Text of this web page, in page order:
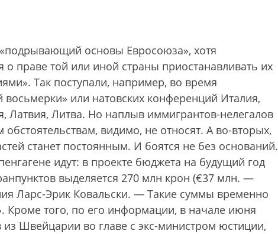
основы Евросоюза», хотя
праве той или иной страны приостанавливать их
Так поступали, например, во время
или натовских конференций Италия,
Латвия, Литва. Но наплыв иммигрантов-нелегалов
видимо, не относят. А во-вторых,
станет постоянным. И боятся не без оснований.
идут: в проекте бюджета на будущий год
выделяется 270 млн крон (€37 млн. —
Ларс-Эрик Ковальски. — Такие суммы временно
Кроме того, по его информации, в начале июня
Швейцарии во главе с экс-министром юстиции,